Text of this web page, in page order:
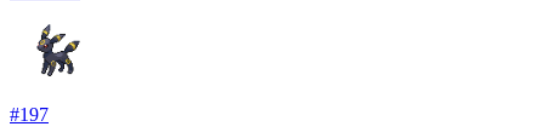
#197